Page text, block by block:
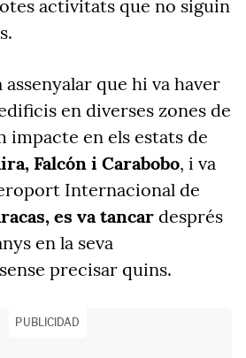
activitats que no siguin
assenyalar que hi va haver
en diverses zones de
impacte en els estats de
Falcón i Carabobo, i va
Internacional de
es va tancar després
en la seva
precisar quins.
PUBLICIDAD